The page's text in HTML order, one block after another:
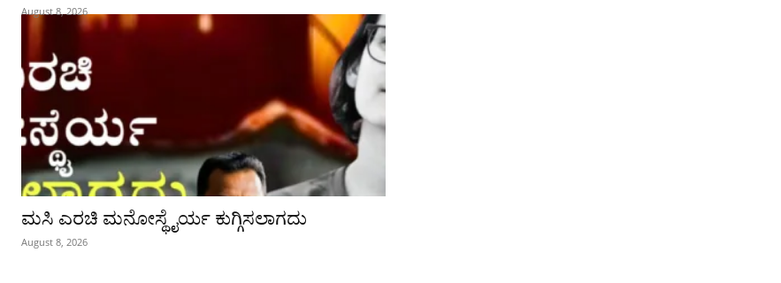
August 8, 2026
ಮಸಿ ಎರಚಿ ಮನೋಸ್ಥೈರ್ಯ ಕುಗ್ಗಿಸಲಾಗದು
August 8, 2026